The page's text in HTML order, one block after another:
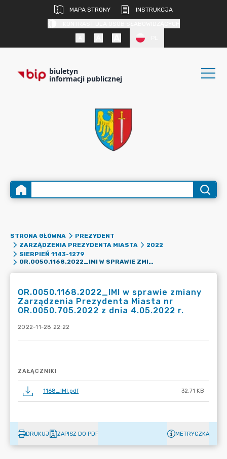
MAPA STRONY
INSTRUKCJA
biuletyn
informacji publicznej
STRONA GŁÓWNA
PREZYDENT
ZARZĄDZENIA PREZYDENTA MIASTA
2022
SIERPIEŃ 1143-1279
OR.0050.1168.2022_IMI W SPRAWIE ZMIANY ZARZĄDZENIA PREZYDENTA MIASTA NR OR.0050.705.2022 Z DNIA 4.05.2022 R.
OR.0050.1168.2022_IMI w sprawie zmiany
Zarządzenia Prezydenta Miasta nr
OR.0050.705.2022 z dnia 4.05.2022 r.
2022-11-28 22:22
ZAŁĄCZNIKI
1168_IMI.pdf 32.71 KB
DRUKUJ ZAPISZ DO PDF METRYCZKA